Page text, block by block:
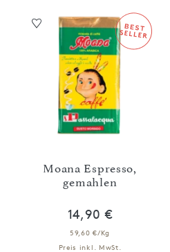
Moana Espresso,
gemahlen
14,90 €
59,60 €/Kg
Preis inkl. MwSt.